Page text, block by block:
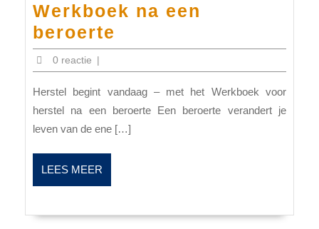
Werkboek na een
beroerte
na
een
beroerte
0 reactie |
Herstel begint vandaag – met het Werkboek voor
herstel na een beroerte Een beroerte verandert je
leven van de ene […]
LEES MEER
MEER